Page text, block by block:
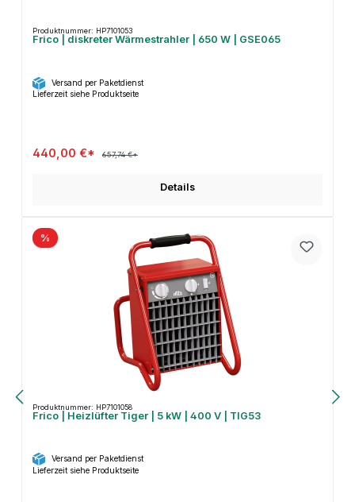
Produktnummer: HP7101053
Frico | diskreter Wärmestrahler | 650 W | GSE065
Versand per Paketdienst
Lieferzeit siehe Produktseite
440,00 €* 657,74 €*
Details
%
Produktnummer: HP7101058
Frico | Heizlüfter Tiger | 5 kW | 400 V | TIG53
Versand per Paketdienst
Lieferzeit siehe Produktseite